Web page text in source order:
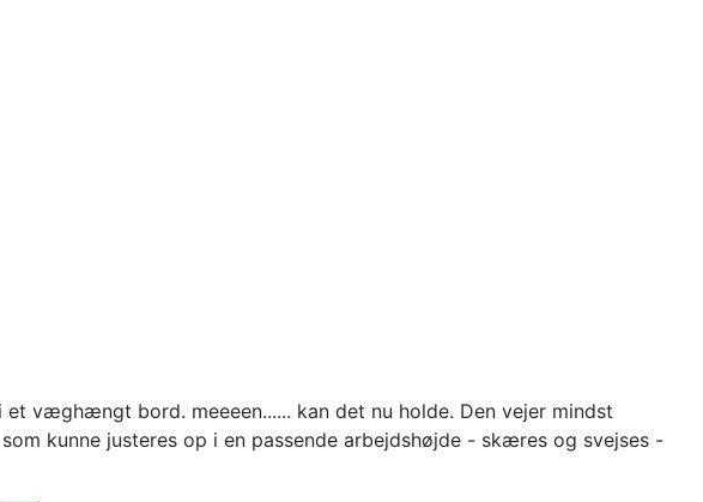
væghængt bord. meeeen...... kan det nu holde. Den vejer mindst
kunne justeres op i en passende arbejdshøjde - skæres og svejses -